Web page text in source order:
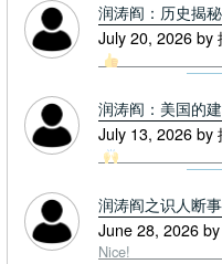
润涛阎：历史揭
July 20, 2026 by
润涛阎：美国的
July 13, 2026 by
润涛阎之识人断
June 28, 2026
Nice!